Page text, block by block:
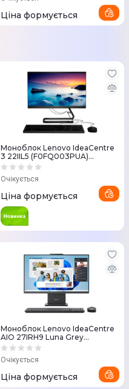
Ціна формується
Моноблок Lenovo IdeaCentre
3 22IIL5 (F0FQ003PUA)
Business Black
Очікується
Ціна формується
Моноблок Lenovo IdeaCentre
AIO 27IRH9 Luna Grey
(F0HM0071UO)
Очікується
Ціна формується